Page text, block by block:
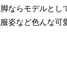
ならモデルとし
姿など色んな可